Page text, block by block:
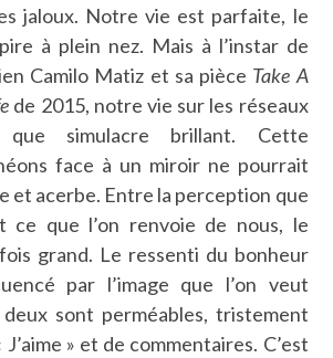
jaloux. Notre vie est parfaite, le
à plein nez. Mais à l’instar de
Camilo Matiz et sa pièce Take A
de 2015, notre vie sur les réseaux
que simulacre brillant. Cette
face à un miroir ne pourrait
et acerbe. Entre la perception que
ce que l’on renvoie de nous, le
grand. Le ressenti du bonheur
par l’image que l’on veut
sont perméables, tristement
» et de commentaires. C’est